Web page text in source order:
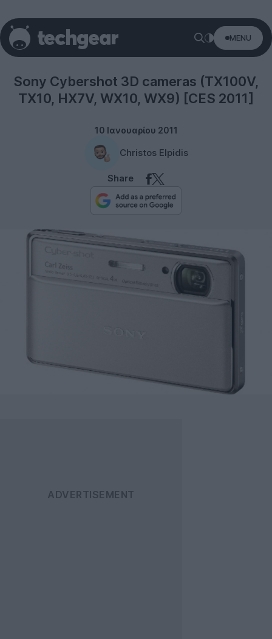
MENU
Sony Cybershot 3D cameras (TX100V,
TX10, HX7V, WX10, WX9) [CES 2011]
10 Ιανουαρίου 2011
Christos Elpidis
Share